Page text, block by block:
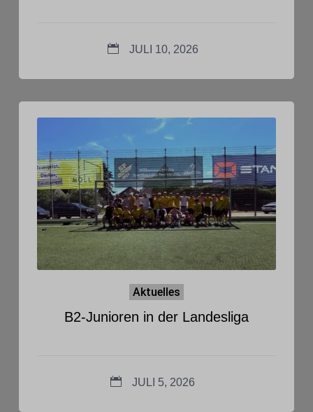
JULI 10, 2026
Aktuelles
B2-Junioren in der Landesliga
JULI 5, 2026